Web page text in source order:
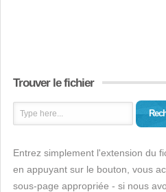
Trouver le fichier
Entrez simplement l'extension du
en appuyant sur le bouton, vous
sous-page appropriée - si nous